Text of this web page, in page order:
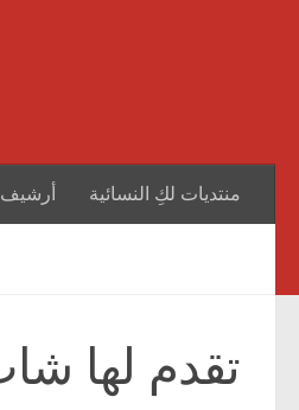
منتديات لكِ النسائية
تقدم لها